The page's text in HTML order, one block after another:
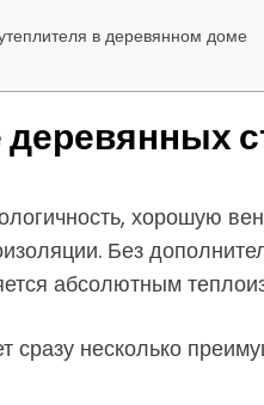
в деревянном доме
хорошую
Без
абсолютным
сразу несколько